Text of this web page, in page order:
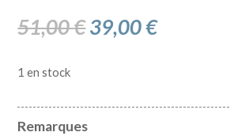
51,00€Le
51,00 €.
39,00€Le
39,00 €.
1 en stock
Remarques